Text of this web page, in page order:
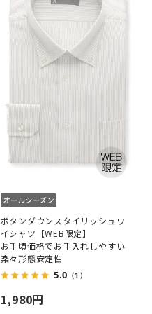
ボタンダウンスタイリッシュワ
イシャツ【WEB限定】
お手頃価格でお手入れしやすい
楽々形態安定性
5.0 （1）
1,980円